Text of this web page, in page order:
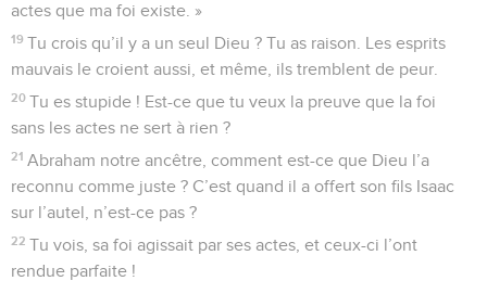
actes que ma foi existe. »
19 Tu crois qu’il y a un seul Dieu ? Tu as raison. Les esprits
mauvais le croient aussi, et même, ils tremblent de peur.
20 Tu es stupide ! Est-ce que tu veux la preuve que la foi
sans les actes ne sert à rien ?
21 Abraham notre ancêtre, comment est-ce que Dieu l’a
reconnu comme juste ? C’est quand il a offert son fils Isaac
sur l’autel, n’est-ce pas ?
22 Tu vois, sa foi agissait par ses actes, et ceux-ci l’ont
rendue parfaite !